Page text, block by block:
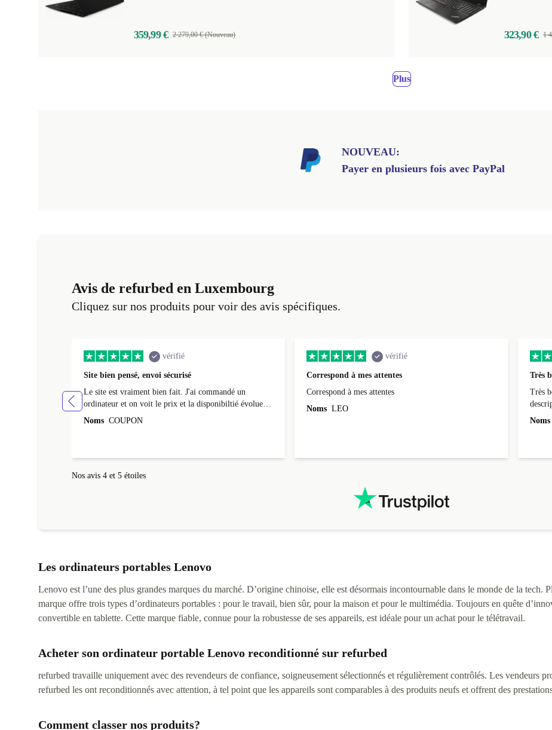
359,99 € 2 279,00 € (Nouveau) 323,90 € 1
Plus
NOUVEAU:
Payer en plusieurs fois avec PayPal
Avis de refurbed en Luxembourg
Cliquez sur nos produits pour voir des avis spécifiques.
vérifié
Site bien pensé, envoi sécurisé
Le site est vraiment bien fait. J'ai commandé un
ordinateur et on voit le prix et la disponibiltié évoluer
au fil des caractéristiques choisies. L'envoi de
Noms COUPON
vérifié
Correspond à mes attentes
Correspond à mes attentes
Noms LEO
Très
Très
Noms
Nos avis 4 et 5 étoiles
Les ordinateurs portables Lenovo
Lenovo est l’une des plus grandes marques du marché. D’origine chinoise, elle est désormais incontournable dans le monde de la tech.
marque offre trois types d’ordinateurs portables : pour le travail, bien sûr, pour la maison et pour le multimédia. Toujours en quête
convertible en tablette. Cette marque fiable, connue pour la robustesse de ses appareils, est idéale pour un achat pour le télétravail.
Acheter son ordinateur portable Lenovo reconditionné sur refurbed
refurbed travaille uniquement avec des revendeurs de confiance, soigneusement sélectionnés et régulièrement contrôlés. Les vendeurs
refurbed les ont reconditionnés avec attention, à tel point que les appareils sont comparables à des produits neufs et offrent des
Comment classer nos produits?